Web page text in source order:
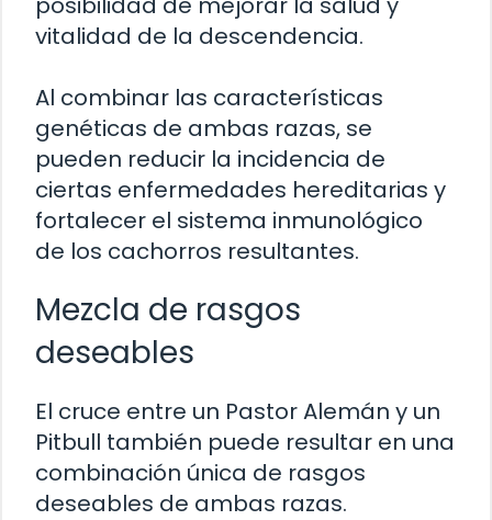
vitalidad de la descendencia.
Al combinar las características
genéticas de ambas razas, se
pueden reducir la incidencia de
ciertas enfermedades hereditarias y
fortalecer el sistema inmunológico
de los cachorros resultantes.
Mezcla de rasgos
deseables
El cruce entre un Pastor Alemán y un
Pitbull también puede resultar en una
combinación única de rasgos
deseables de ambas razas.